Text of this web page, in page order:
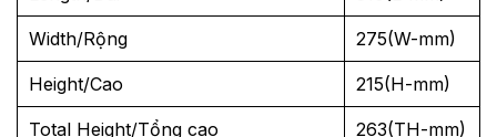
Width/Rộng 275(W-mm)
Height/Cao 215(H-mm)
Total Height/Tổng cao 263(TH-mm)